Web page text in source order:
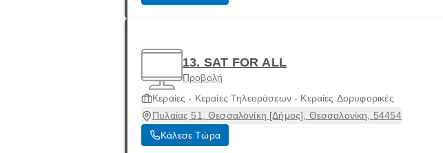
13. SAT FOR ALL
Προβολή
Κεραίες - Κεραίες Τηλεοράσεων - Κεραίες Δορυφορικές
Πυλαίας 51, Θεσσαλονίκη [Δήμος], Θεσσαλονίκη, 54454
Κάλεσε Τώρα